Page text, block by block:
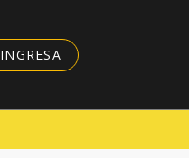
INGRESA